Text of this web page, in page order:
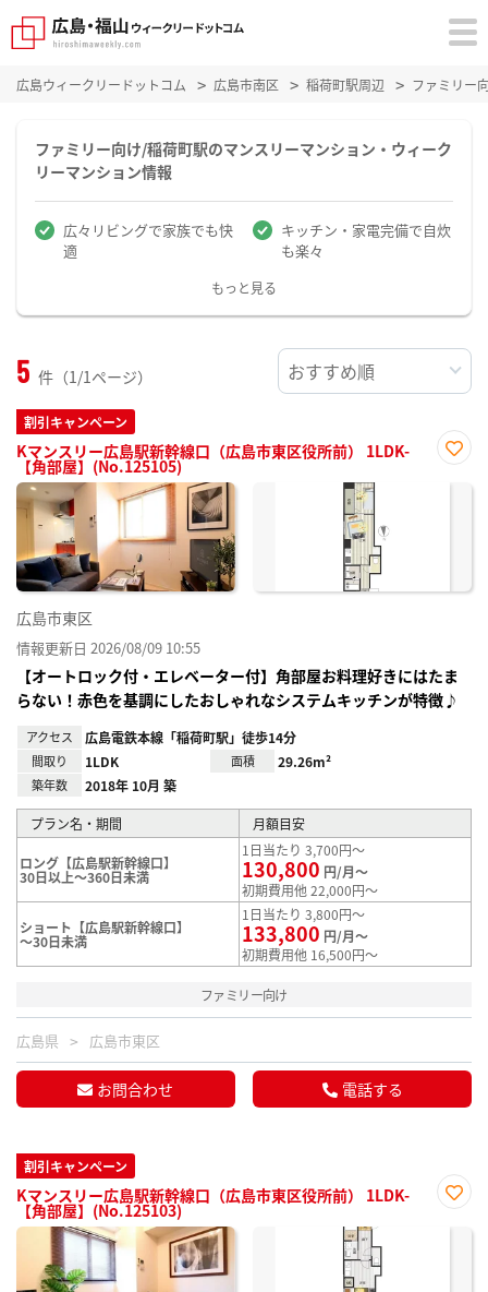
広島ウィークリードットコム 広島市南区 稲荷町駅周辺 ファミリー
ファミリー向け/稲荷町駅のマンスリーマンション・ウィーク
リーマンション情報
広々リビングで家族でも快
適
キッチン・家電完備で自炊
も楽々
もっと見る
5 件（1/1ページ）
割引キャンペーン
Kマンスリー広島駅新幹線口（広島市東区役所前） 1LDK-
【角部屋】(No.125105)
に入
広島市東区
情報更新日 2026/08/09 10:55
【オートロック付・エレベーター付】角部屋お料理好きにはたま
らない！赤色を基調にしたおしゃれなシステムキッチンが特徴♪
アクセス 広島電鉄本線「稲荷町駅」徒歩14分
間取り 1LDK 面積 29.26m²
築年数 2018年 10月 築
プラン名・期間 月額目安
ロング【広島駅新幹線口】
30日以上～360日未満
1日当たり 3,700円～
130,800 円/月～
初期費用他 22,000円～
ショート【広島駅新幹線口】
～30日未満
1日当たり 3,800円～
133,800 円/月～
初期費用他 16,500円～
ファミリー向け
広島県 広島市東区
お問合わせ 電話する
割引キャンペーン
Kマンスリー広島駅新幹線口（広島市東区役所前） 1LDK-
【角部屋】(No.125103)
に入